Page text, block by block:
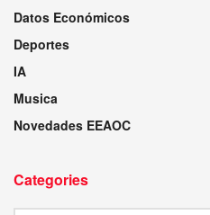
Datos Económicos
Deportes
IA
Musica
Novedades EEAOC
Categories